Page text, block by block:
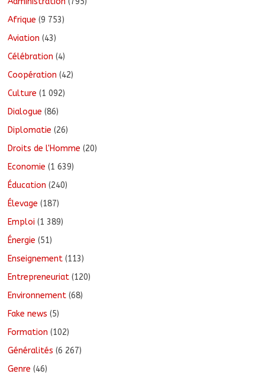
Afrique (9 753)
Aviation (43)
Célébration (4)
Coopération (42)
Culture (1 092)
Dialogue (86)
Diplomatie (26)
Droits de l'Homme (20)
Economie (1 639)
Éducation (240)
Élevage (187)
Emploi (1 389)
Énergie (51)
Enseignement (113)
Entrepreneuriat (120)
Environnement (68)
Fake news (5)
Formation (102)
Généralités (6 267)
Genre (46)